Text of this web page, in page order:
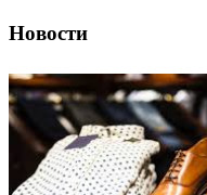
Новости